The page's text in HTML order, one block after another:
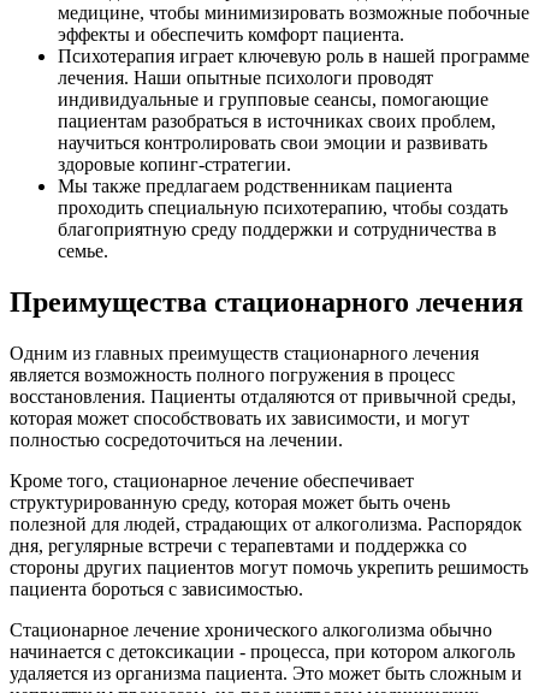
медицине, чтобы минимизировать возможные побочные
эффекты и обеспечить комфорт пациента.
Психотерапия играет ключевую роль в нашей программе
лечения. Наши опытные психологи проводят
индивидуальные и групповые сеансы, помогающие
пациентам разобраться в источниках своих проблем,
научиться контролировать свои эмоции и развивать
здоровые копинг-стратегии.
Мы также предлагаем родственникам пациента
проходить специальную психотерапию, чтобы создать
благоприятную среду поддержки и сотрудничества в
семье.
Преимущества стационарного лечения
Одним из главных преимуществ стационарного лечения
является возможность полного погружения в процесс
восстановления. Пациенты отдаляются от привычной среды,
которая может способствовать их зависимости, и могут
полностью сосредоточиться на лечении.
Кроме того, стационарное лечение обеспечивает
структурированную среду, которая может быть очень
полезной для людей, страдающих от алкоголизма. Распорядок
дня, регулярные встречи с терапевтами и поддержка со
стороны других пациентов могут помочь укрепить решимость
пациента бороться с зависимостью.
Стационарное лечение хронического алкоголизма обычно
начинается с детоксикации - процесса, при котором алкоголь
удаляется из организма пациента. Это может быть сложным и